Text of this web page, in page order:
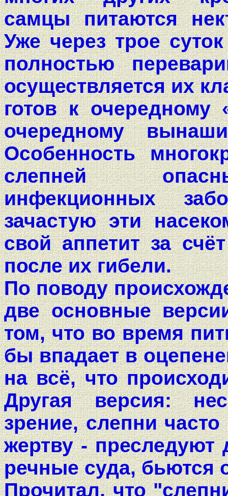
самцы питаются
Уже через трое
полностью
осуществляется их
готов к очередному
очередному
Особенность
слепней
инфекционных
зачастую эти
свой аппетит за
после их гибели.
По поводу
две основные
том, что во время
бы впадает в
на всё, что
Другая версия:
зрение, слепни
жертву -
речные суда, бьются
Прочитал, что